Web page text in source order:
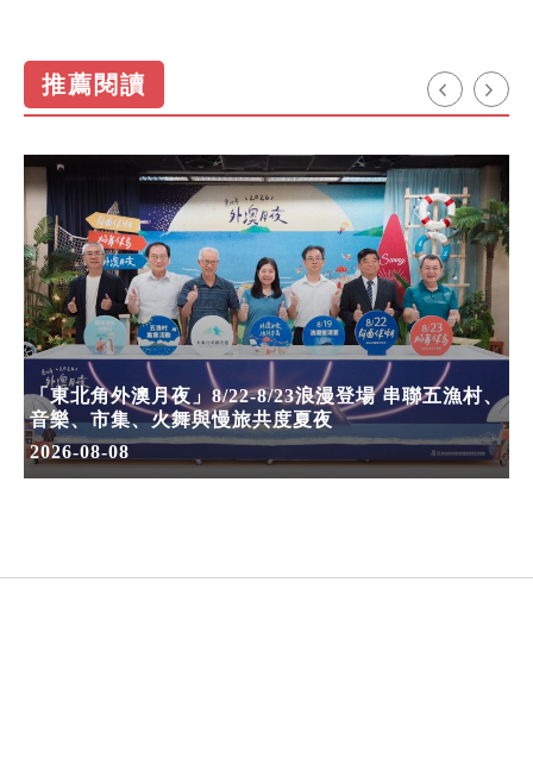
推薦閱讀
「東北角外澳月夜」8/22-8/23浪漫登場 串聯五漁村、
音樂、市集、火舞與慢旅共度夏夜
2026-08-08